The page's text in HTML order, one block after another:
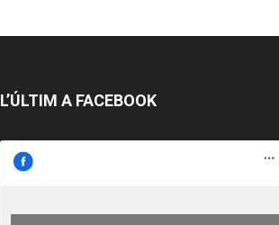
L’ÚLTIM A FACEBOOK